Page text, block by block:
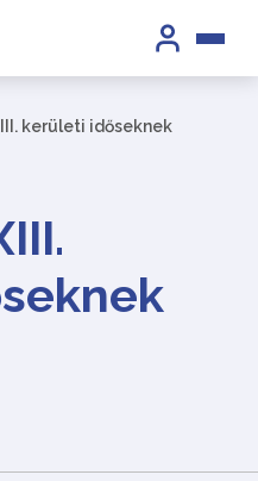
kerületi időseknek